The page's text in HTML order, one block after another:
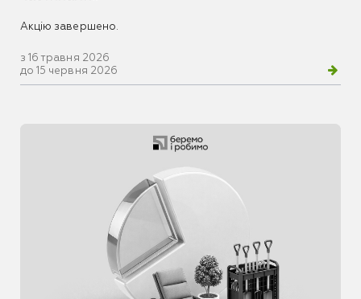
Акцію завершено.
з 16 травня 2026
до 15 червня 2026